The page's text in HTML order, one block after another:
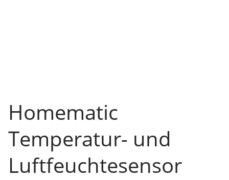
Homematic
Temperatur- und
Luftfeuchtesensor